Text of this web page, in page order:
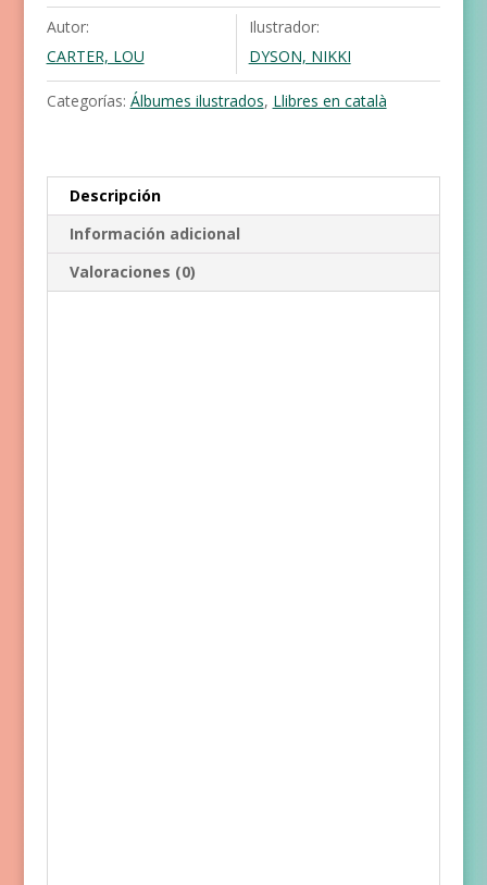
cruspeix
un
pastís
cantidad
Autor:
CARTER, LOU
Ilustrador:
DYSON, NIKKI
Categorías: Álbumes ilustrados, Llibres en català
Descripción
Información adicional
Valoraciones (0)